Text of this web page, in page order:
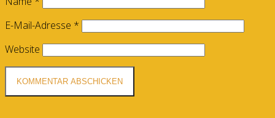
E-Mail-Adresse *
Website